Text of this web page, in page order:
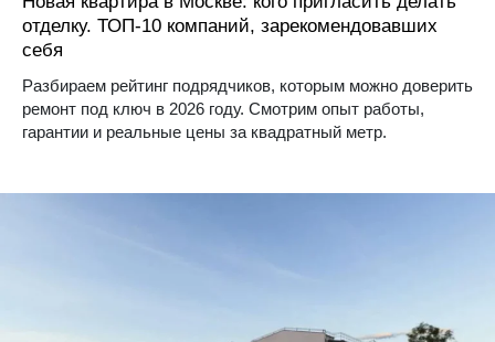
отделку. ТОП-10 компаний, зарекомендовавших
себя
Разбираем рейтинг подрядчиков, которым можно доверить
ремонт под ключ в 2026 году. Смотрим опыт работы,
гарантии и реальные цены за квадратный метр.